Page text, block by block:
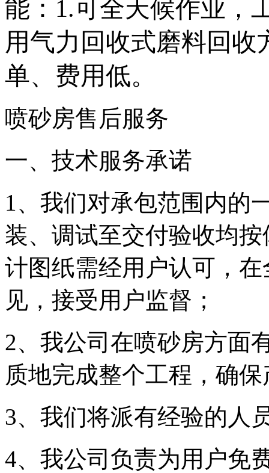
能： 1.可全天候作业，
用气力回收式磨料回收
单、费用低。
喷砂房售后服务
一、技术服务承诺
1、我们对承包范围内的
装、调试至交付验收均
计图纸需经用户认可，
见，接受用户监督；
2、我公司在喷砂房方面
质地完成整个工程，确
3、我们将派有经验的人
4、我公司负责为用户免